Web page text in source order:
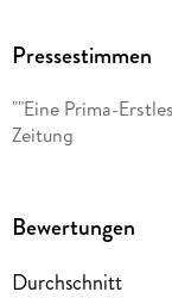
verschrieben und
fantastische
Zu ihren
Pressestimmen
""Eine Prima-
Zeitung
Bewertungen
Durchschnitt